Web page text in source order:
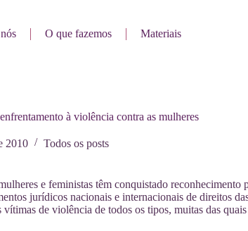
O que fazemos Materiais
à violência contra as mulheres
2010 Todos os posts
e feministas têm conquistado
jurídicos nacionais e internacionais de direitos
vítimas de violência de todos os tipos, muitas das